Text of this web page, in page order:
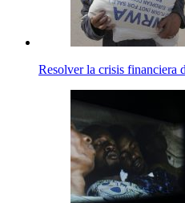
Resolver la crisis